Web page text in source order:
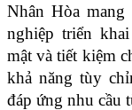
Nhân Hòa
nghiệp triển
mật và tiết kiệm
khả năng tùy
đáp ứng nhu cầu